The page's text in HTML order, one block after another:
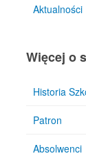
Aktualności
Więcej o
Historia
Patron
Absolwenci